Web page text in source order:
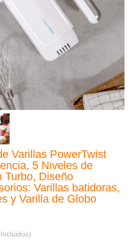
Varillas PowerTwist
5 Niveles de
Turbo, Diseño
Varillas batidoras,
y Varilla de Globo